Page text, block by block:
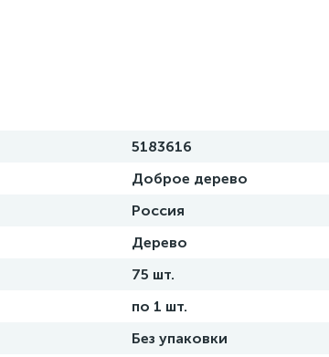
5183616
Доброе дерево
Россия
Дерево
75 шт.
по 1 шт.
Без упаковки